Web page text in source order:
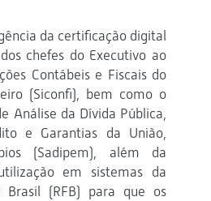
da certificação digital
chefes do Executivo ao
Contábeis e Fiscais do
(Siconfi), bem como o
Análise da Dívida Pública,
e Garantias da União,
(Sadipem), além da
em sistemas da
Brasil (RFB) para que os